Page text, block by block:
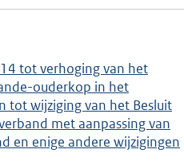
tot verhoging van het
ouderkop in het
tot wijziging van het Besluit
met aanpassing van
en enige andere wijzigingen